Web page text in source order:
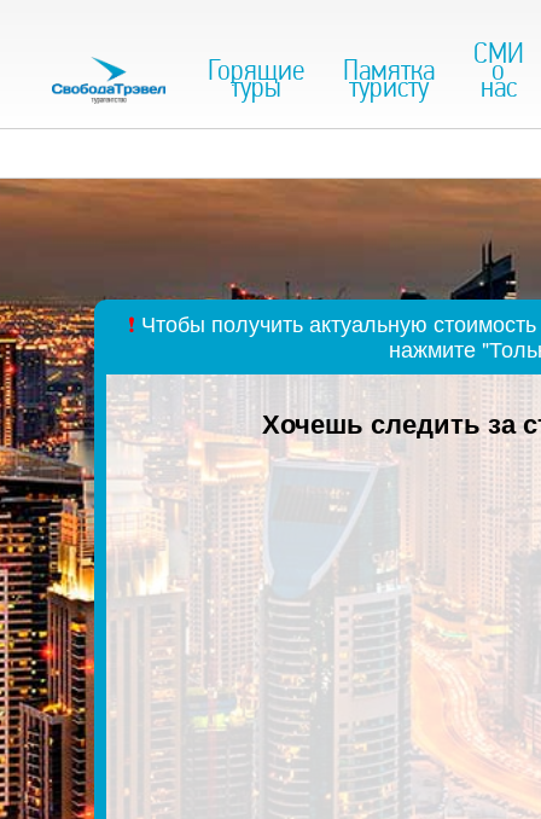
Горящие
туры Памятка
туристу
СМИ
о
нас
❗ Чтобы получить актуальную
нажмите
Хочешь следить за